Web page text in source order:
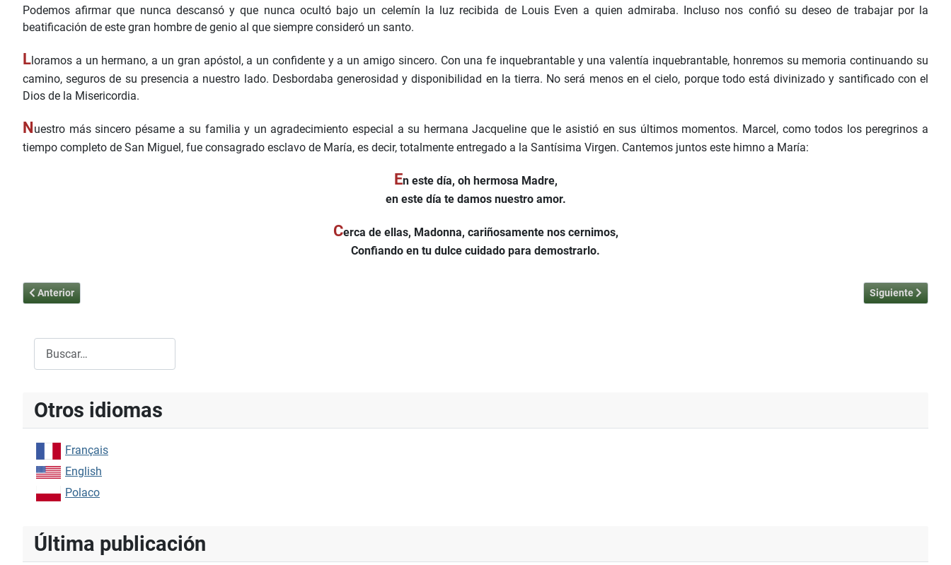
Podemos afirmar que nunca descansó y que nunca ocultó bajo un celemín la luz recibida de Louis Even a quien admiraba. Incluso nos confió su deseo de trabajar por la
beatificación de este gran hombre de genio al que siempre consideró un santo.
Lloramos a un hermano, a un gran apóstol, a un confidente y a un amigo sincero. Con una fe inquebrantable y una valentía inquebrantable, honremos su memoria continuando su
camino, seguros de su presencia a nuestro lado. Desbordaba generosidad y disponibilidad en la tierra. No será menos en el cielo, porque todo está divinizado y santificado con el
Dios de la Misericordia.
Nuestro más sincero pésame a su familia y un agradecimiento especial a su hermana Jacqueline que le asistió en sus últimos momentos. Marcel, como todos los peregrinos a
tiempo completo de San Miguel, fue consagrado esclavo de María, es decir, totalmente entregado a la Santísima Virgen. Cantemos juntos este himno a María:
En este día, oh hermosa Madre,
en este día te damos nuestro amor.
Cerca de ellas, Madonna, cariñosamente nos cernimos,
Confiando en tu dulce cuidado para demostrarlo.
Artículo anterior: "Ha seguido las huellas de Louis Even con determinación"
Anterior Artículo
Siguiente
Otros idiomas
Français
English
Polaco
Última publicación